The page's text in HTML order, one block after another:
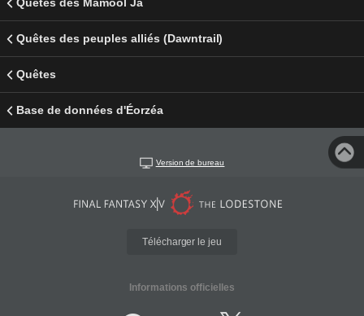
Quêtes des peuples alliés (Dawntrail)
Quêtes
Base de données d'Éorzéa
Version de bureau
Télécharger le jeu
Informations officielles